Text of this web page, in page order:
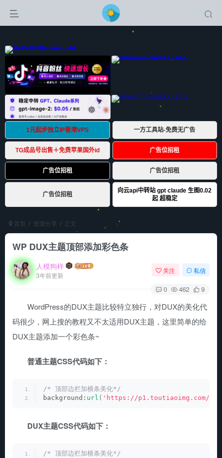
首页 资源分享 正文
WP DUX主题顶部添加彩色条
人模狗样
3年前更新
关注 私信
0 462 9
WordPress的DUX主题比较特立独行，对DUX的美化代
码很少，网上搜的教程又不太适用DUX主题，这里简单的给
DUX主题添加一个彩色条~
普通主题CSS代码如下：
/* 顶部边栏加横条美化*/
background: url ( 'https://p1.toutiaoimg.com/
DUX主题CSS代码如下：
/* 顶部边栏加横条美化*/